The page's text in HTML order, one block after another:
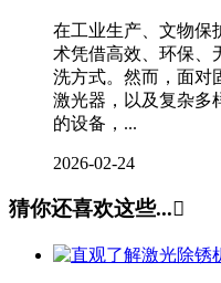
在工业生产、文物保
术凭借高效、环保、
洗方式。然而，面对
激光器，以及复杂多
的设备，...
2026-02-24
猜你还喜欢这些...